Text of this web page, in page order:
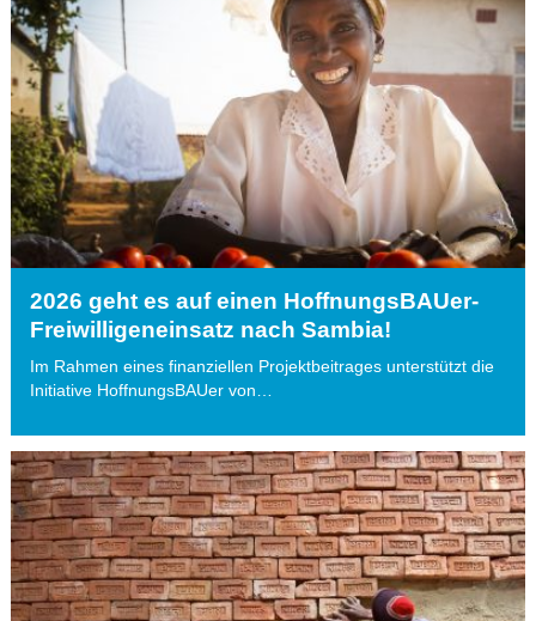
2026 geht es auf einen HoffnungsBAUer-
Freiwilligeneinsatz nach Sambia!
Im Rahmen eines finanziellen Projektbeitrages unterstützt die
Initiative HoffnungsBAUer von…